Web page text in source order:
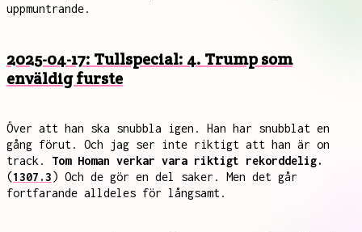
uppmuntrande.
2025-04-17: Tullspecial: 4. Trump som
enväldig furste
Över att han ska snubbla igen. Han har snubblat en
gång förut. Och jag ser inte riktigt att han är on
track. Tom Homan verkar vara riktigt rekorddelig.
(1307.3) Och de gör en del saker. Men det går
fortfarande alldeles för långsamt.